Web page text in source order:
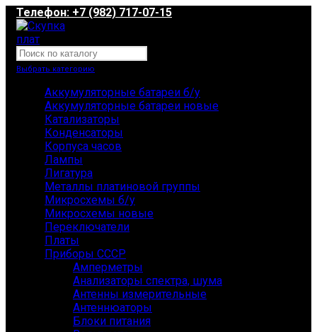
Телефон: +7 (982) 717-07-15
Выбрать категорию
Аккумуляторные батареи б/у
Аккумуляторные батареи новые
Катализаторы
Конденсаторы
Корпуса часов
Лампы
Лигатура
Металлы платиновой группы
Микросхемы б/у
Микросхемы новые
Переключатели
Платы
Приборы СССР
Амперметры
Анализаторы спектра, шума
Антенны измерительные
Антеннюаторы
Блоки питания